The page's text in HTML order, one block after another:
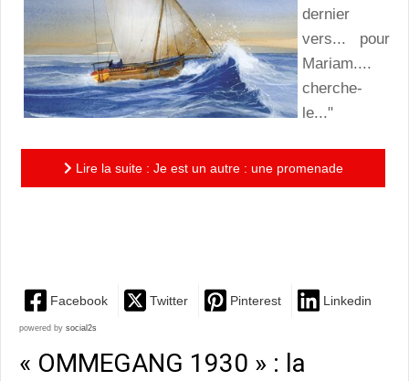
dernier
vers... pour
Mariam....
cherche-
le..."
Lire la suite : Je est un autre : une promenade
Facebook Twitter Pinterest Linkedin
powered by social2s
« OMMEGANG 1930 » : la